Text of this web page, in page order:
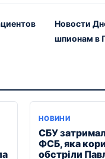
Новости
шпионам в
НОВИНИ
СБУ
ФСБ, яка
обстріли